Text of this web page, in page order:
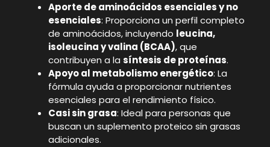
Aporte de aminoácidos esenciales y no
esenciales: Proporciona un perfil completo
de aminoácidos, incluyendo leucina,
isoleucina y valina (BCAA), que
contribuyen a la síntesis de proteínas.
Apoyo al metabolismo energético: La
fórmula ayuda a proporcionar nutrientes
esenciales para el rendimiento físico.
Casi sin grasa: Ideal para personas que
buscan un suplemento proteico sin grasas
adicionales.